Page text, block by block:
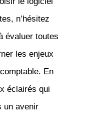
n’hésitez
évaluer toutes
les enjeux
En
éclairés qui
un avenir